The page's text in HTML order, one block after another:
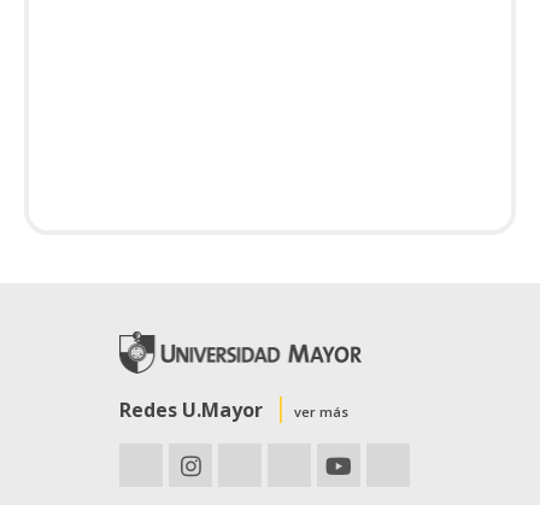
Redes U.Mayor ver más